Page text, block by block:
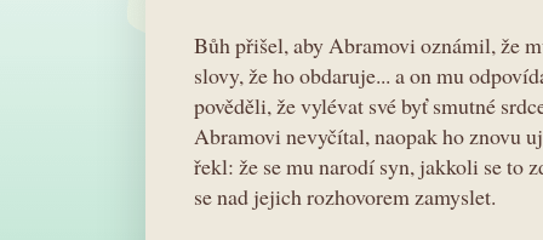
Bůh přišel, aby Abramovi oznámil, že
slovy, že ho obdaruje... a on mu
pověděli, že vylévat své byť smutné
Abramovi nevyčítal, naopak ho znovu
řekl: že se mu narodí syn, jakkoli se to
se nad jejich rozhovorem zamyslet.